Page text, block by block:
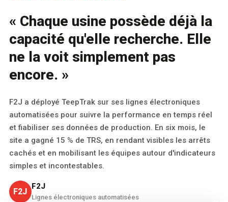
« Chaque usine possède déjà la
capacité qu'elle recherche. Elle
ne la voit simplement pas
encore. »
F2J a déployé TeepTrak sur ses lignes électroniques
automatisées pour suivre la performance en temps réel
et fiabiliser ses données de production. En six mois, le
site a gagné 15 % de TRS, en rendant visibles les arrêts
cachés et en mobilisant les équipes autour d'indicateurs
simples et incontestables.
F2J
F2J
Lignes électroniques automatisées